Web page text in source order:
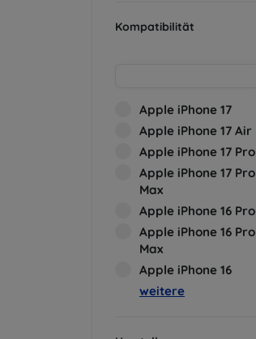
Kompatibilität
Apple iPhone 17
Apple iPhone 17 Air
Apple iPhone 17 Pro
Apple iPhone 17 Pro
Max
Apple iPhone 16 Pro
Apple iPhone 16 Pro
Max
Apple iPhone 16
weitere